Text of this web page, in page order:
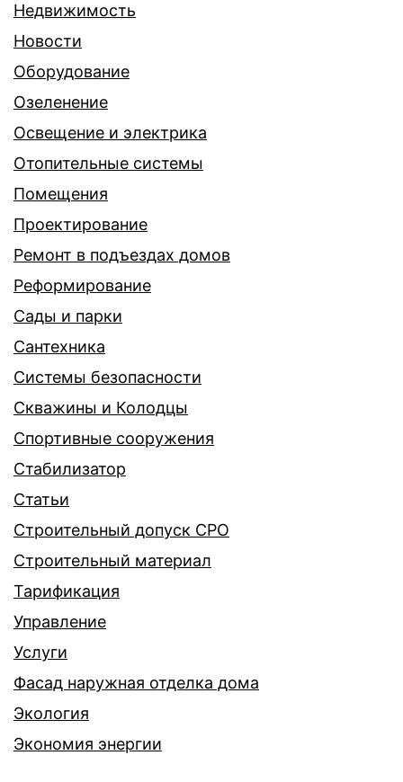
Недвижимость
Новости
Оборудование
Озеленение
Освещение и электрика
Отопительные системы
Помещения
Проектирование
Ремонт в подъездах домов
Реформирование
Сады и парки
Сантехника
Системы безопасности
Скважины и Колодцы
Спортивные сооружения
Стабилизатор
Статьи
Строительный допуск СРО
Строительный материал
Тарификация
Управление
Услуги
Фасад наружная отделка дома
Экология
Экономия энергии